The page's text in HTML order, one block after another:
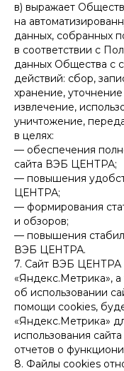
в) выражает
на
данных, собранных
в соответствии с
данных Общества с
действий: сбор,
хранение,
извлечение,
уничтожение,
в целях:
— обеспечения
сайта ВЭБ ЦЕНТРА;
— повышения
ЦЕНТРА;
— формирования
и обзоров;
— повышения
ВЭБ ЦЕНТРА.
7. Сайт ВЭБ ЦЕНТРА
«Яндекс.Метрика»,
об использовании
помощи cookies,
«Яндекс.Метрика»
использования
отчетов о
8. Файлы cookies